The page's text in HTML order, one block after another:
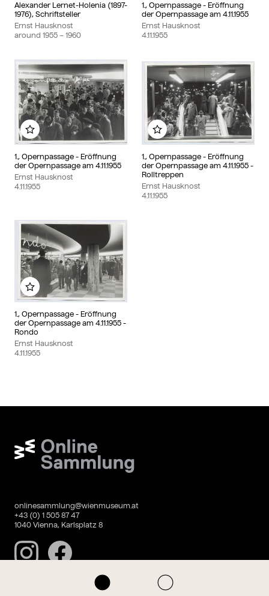
Alexander Lernet-Holenia (1897-
1976), Schriftsteller
Ernst Hausknost
around 1955 – 1960
1., Opernpassage - Eröffnung
der Opernpassage am 4.11.1955
Ernst Hausknost
4.11.1955
1., Opernpassage - Eröffnung
der Opernpassage am 4.11.1955
Ernst Hausknost
4.11.1955
Add to my album
1., Opernpassage - Eröffnung
der Opernpassage am 4.11.1955 -
Rolltreppen
Ernst Hausknost
4.11.1955
Add to my album
1., Opernpassage - Eröffnung
der Opernpassage am 4.11.1955 -
Rondo
Ernst Hausknost
4.11.1955
Add to my album
Wien Museum Online Sammlung
onlinesammlung@wienmuseum.at
+43 (0) 1 505 87 47
1040 Vienna, Karlsplatz 8
InstagramFacebook